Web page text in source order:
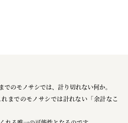
でのモノサシでは、計り切れない何か。
までのモノサシでは計れない「余計なこ